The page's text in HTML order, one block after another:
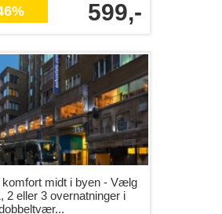
599,-
komfort midt i byen - Vælg
2 eller 3 overnatninger i